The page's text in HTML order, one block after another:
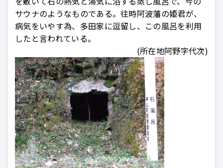
サウナのようなものである。往時阿波藩の姫君が、
病気をいやす為、多田家に逗留し、この風呂を利用
したと言われている。
(所在地阿野字代次)